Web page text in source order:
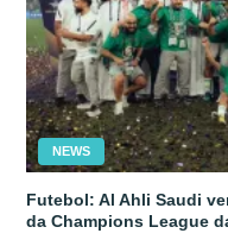
NEWS
Futebol: Al Ahli Saudi
da Champions League